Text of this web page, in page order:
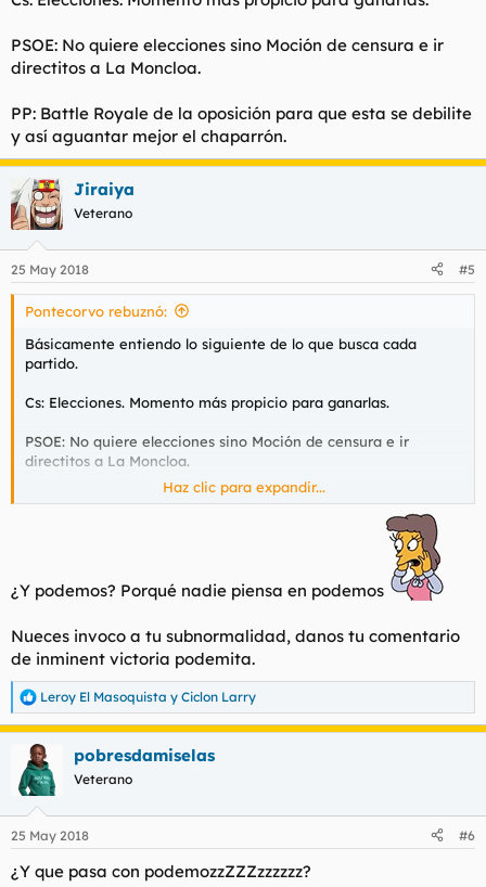
PSOE: No quiere elecciones sino Moción de censura e ir
directitos a La Moncloa.
PP: Battle Royale de la oposición para que esta se debilite
y así aguantar mejor el chaparrón.
Jiraiya
Veterano
25 May 2018 #5
Pontecorvo rebuznó:
Básicamente entiendo lo siguiente de lo que busca cada
partido.
Cs: Elecciones. Momento más propicio para ganarlas.
PSOE: No quiere elecciones sino Moción de censura e ir
directitos a La Moncloa.
PP: Battle Royale de la oposición para que esta se debilite y así
Haz clic para expandir...
¿Y podemos? Porqué nadie piensa en podemos
Nueces invoco a tu subnormalidad, danos tu comentario
de inminent victoria podemita.
R
e
a
c
i
e
Leroy El Masoquista y Ciclon Larry
pobresdamiselas
Veterano
25 May 2018 #6
¿Y que pasa con podemozzZZZzzzzzz?